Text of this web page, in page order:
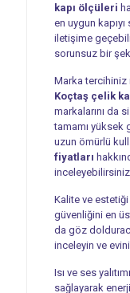
kapı ölçüleri
en uygun
iletişime
sorunsuz bir
Marka tercihiniz
Koçtaş çelik
markalarını da
tamamı yüksek
uzun ömürlü
fiyatları
inceleyebilirsiniz.
Kalite ve estetiği
güvenliğini en
da göz
inceleyin ve
Isı ve ses
sağlayarak